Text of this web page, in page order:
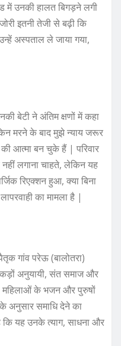
उनकी हालत बिगड़ने लगी
इतनी तेजी से बढ़ी कि
अस्पताल ले जाया गया,
बेटी ने अंतिम क्षणों में कहा
मरने के बाद मुझे न्याय जरूर
आत्मा बन चुके हैं | परिवार
लगाना चाहते, लेकिन यह
रिएक्शन हुआ, क्या बिना
का मामला है |
गांव परेऊ (बालोतरा)
अनुयायी, संत समाज और
महिलाओं के भजन और पुरुषों
अनुसार समाधि देने का
कि यह उनके त्याग, साधना और